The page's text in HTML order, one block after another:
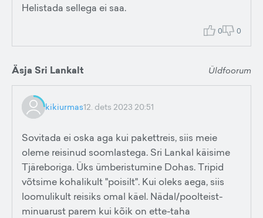
Helistada sellega ei saa.
0 0
Äsja Sri Lankalt Üldfoorum
kikiurmas12. dets 2023 20:51
Sovitada ei oska aga kui pakettreis, siis meie
oleme reisinud soomlastega. Sri Lankal käisime
Tjäreboriga. Üks ümberistumine Dohas. Tripid
võtsime kohalikult "poisilt". Kui oleks aega, siis
loomulikult reisiks omal käel. Nädal/poolteist-
minuarust parem kui kõik on ette-taha